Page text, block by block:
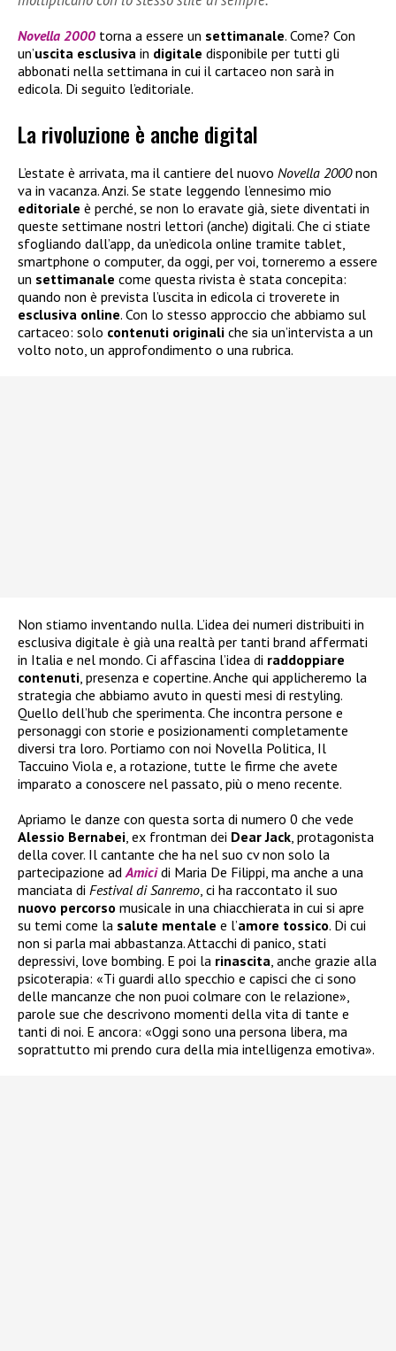
Novella 2000 torna a essere un settimanale. Come? Con
un’uscita esclusiva in digitale disponibile per tutti gli
abbonati nella settimana in cui il cartaceo non sarà in
edicola. Di seguito l’editoriale.
La rivoluzione è anche digital
L’estate è arrivata, ma il cantiere del nuovo Novella 2000non
va in vacanza. Anzi. Se state leggendo l’ennesimo mio
editoriale è perché, se non lo eravate già, siete diventati in
queste settimane nostri lettori (anche) digitali. Che ci stiate
sfogliando dall’app, da un’edicola online tramite tablet,
smartphone o computer, da oggi, per voi, torneremo a essere
un settimanale come questa rivista è stata concepita:
quando non è prevista l’uscita in edicola ci troverete in
esclusiva online. Con lo stesso approccio che abbiamo sul
cartaceo: solo contenuti originali che sia un’intervista a un
volto noto, un approfondimento o una rubrica.
Non stiamo inventando nulla. L’idea dei numeri distribuiti in
esclusiva digitale è già una realtà per tanti brand affermati
in Italia e nel mondo. Ci affascina l’idea di raddoppiare
contenuti , presenza e copertine. Anche qui applicheremo la
strategia che abbiamo avuto in questi mesi di restyling.
Quello dell’hub che sperimenta. Che incontra persone e
personaggi con storie e posizionamenti completamente
diversi tra loro. Portiamo con noi Novella Politica, Il
Taccuino Viola e, a rotazione, tutte le firme che avete
imparato a conoscere nel passato, più o meno recente.
Apriamo le danze con questa sorta di numero 0 che vede
Alessio Bernabei , ex frontman dei Dear Jack , protagonista
della cover. Il cantante che ha nel suo cv non solo la
partecipazione ad Amici di Maria De Filippi, ma anche a una
manciata di Festival di Sanremo , ci ha raccontato il suo
nuovo percorso musicale in una chiacchierata in cui si apre
su temi come la salute mentale e l’amore tossico. Di cui
non si parla mai abbastanza. Attacchi di panico, stati
depressivi, love bombing. E poi la rinascita , anche grazie alla
psicoterapia: «Ti guardi allo specchio e capisci che ci sono
delle mancanze che non puoi colmare con le relazione»,
parole sue che descrivono momenti della vita di tante e
tanti di noi. E ancora: «Oggi sono una persona libera, ma
soprattutto mi prendo cura della mia intelligenza emotiva».